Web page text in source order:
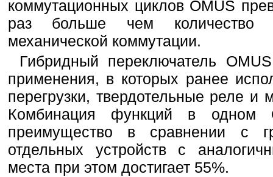
коммутационных циклов OMUS
раз больше чем количество
механической коммутации.
Гибридный переключатель
применения, в которых ранее
перегрузки, твердотельные реле и
Комбинация функций в одном
преимущество в сравнении с
отдельных устройств с
места при этом достигает 55%.